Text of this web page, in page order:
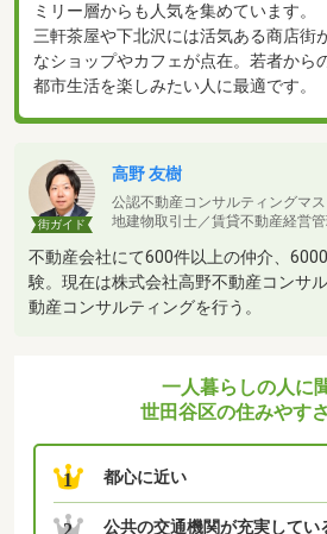
ミリー層からも人気を集めています。
三軒茶屋や下北沢には活気ある商店街
なショップやカフェが点在。若者から
都市生活を楽しみたい人に最適です。
街ガイド
高野 友樹
公認不動産コンサルティングマ
地建物取引士／賃貸不動産経営
不動産会社にて600件以上の仲介、
験。現在は株式会社高野不動産コンサ
動産コンサルティングを行う。
一人暮らしの人に
世田谷区の住みやす
1 都心に近い
2 公共の交通機関が充実してい